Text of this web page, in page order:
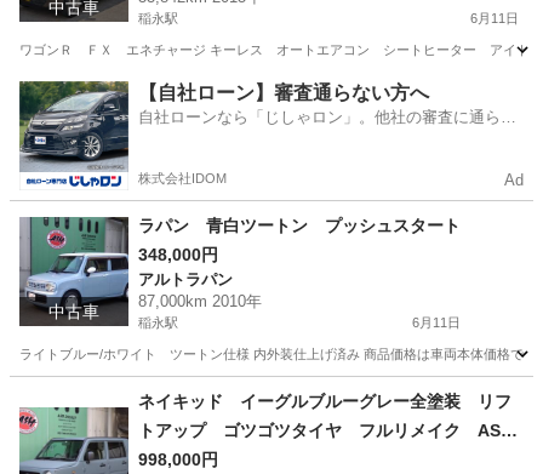
中古車
稲永駅 6月11日
ワゴンＲ ＦＸ エネチャージ キーレス オートエアコン シートヒーター アイドリ
愛知 名古屋市 稲永駅 ワゴンＲ
【自社ローン】審査通らない方へ
自社ローンなら「じしゃロン」。他社の審査に通らな
株式会社IDOM Ad
中古車
ラパン 青白ツートン プッシュスタート
348,000円
アルトラパン
87,000km 2010年
稲永駅 6月11日
ライトブルー/ホワイト ツートン仕様 内外装仕上げ済み 商品価格は車両本体価格で
稲永駅 アルトラパン ツートン
ネイキッド イーグルブルーグレー全塗装 リフ
トアップ ゴツゴツタイヤ フルリメイク ASH
カスタム
998,000円